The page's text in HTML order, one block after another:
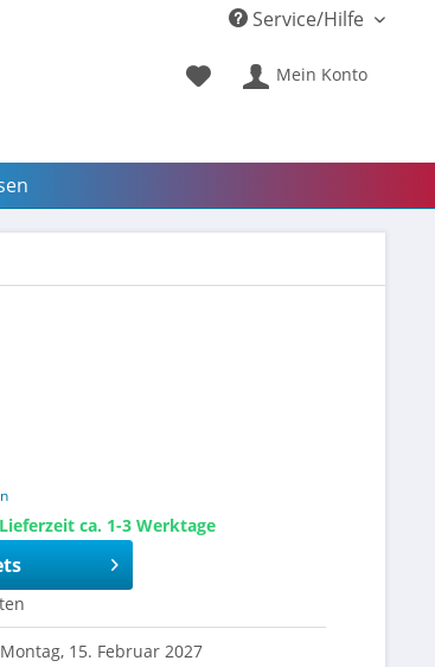
Service/Hilfe
Mein Konto
ca. 1-3 Werktage
Montag, 15. Februar 2027